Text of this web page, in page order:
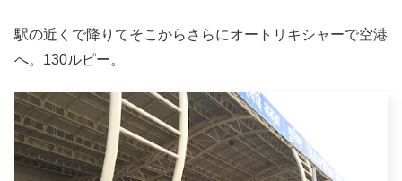
駅の近くで降りてそこからさらにオートリキシャーで空港
へ。130ルピー。